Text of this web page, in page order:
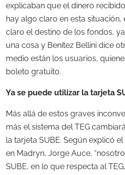
explicaban que el dinero
hay algo claro en esta situación,
claro el destino de los fondos,
una cosa y Benítez Bellini dice
medio están los usuarios,
boleto gratuito.
Ya se puede utilizar la tarjeta
Más allá de estos graves
más el sistema del TEG
la tarjeta SUBE. Según explicó
en Madryn, Jorge Auce,
SUBE, en lo que respecta al